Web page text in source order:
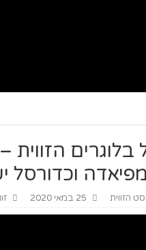
בלוגרים
וכדורסל
הזווית 25 במאי 2020